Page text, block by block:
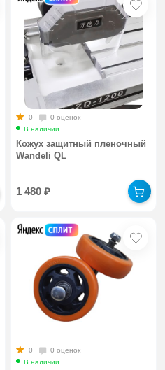
0
0 оценок
В наличии
Кожух защитный пленочный
Wandeli QL
1 480₽
0
0 оценок
В наличии